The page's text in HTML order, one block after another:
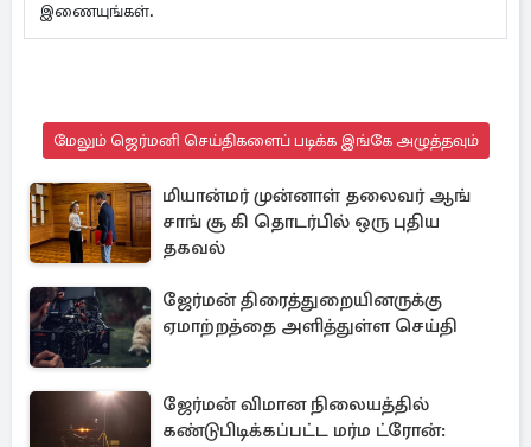
இணையுங்கள்.
மேலும் ஜெர்மனி செய்திகளைப் படிக்க இங்கே அழுத்தவும்
மியான்மர் முன்னாள் தலைவர் ஆங்
சாங் சூ கி தொடர்பில் ஒரு புதிய
தகவல்
ஜேர்மன் திரைத்துறையினருக்கு
ஏமாற்றத்தை அளித்துள்ள செய்தி
ஜேர்மன் விமான நிலையத்தில்
கண்டுபிடிக்கப்பட்ட மர்ம ட்ரோன்: